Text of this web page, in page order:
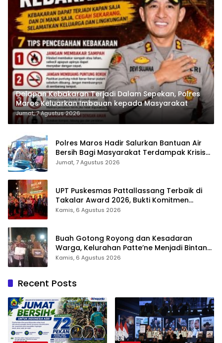
Delapan Kebakaran Terjadi Dalam Sepekan, Polres
Maros Keluarkan Imbauan kepada Masyarakat
Jumat, 7 Agustus 2026
Polres Maros Hadir Salurkan Bantuan Air
Bersih Bagi Masyarakat Terdampak Krisis
Air Bersih Di Maros
Jumat, 7 Agustus 2026
UPT Puskesmas Pattallassang Terbaik di
Takalar Award 2026, Bukti Komitmen
Hadirkan Pelayanan Kesehatan Berkualitas
Kamis, 6 Agustus 2026
Buah Gotong Royong dan Kesadaran
Warga, Kelurahan Patte’ne Menjadi Bintang
Takalar Award 2026
Kamis, 6 Agustus 2026
Recent Posts